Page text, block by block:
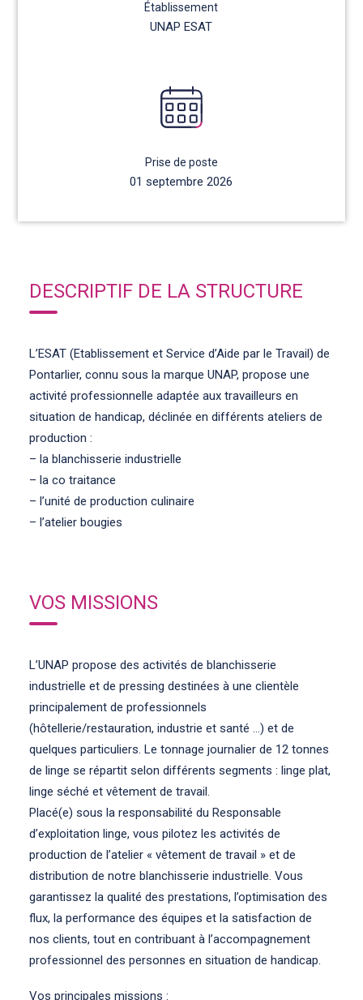
Établissement
UNAP ESAT
Prise de poste
01 septembre 2026
DESCRIPTIF DE LA STRUCTURE
L’ESAT (Etablissement et Service d’Aide par le Travail) de
Pontarlier, connu sous la marque UNAP, propose une
activité professionnelle adaptée aux travailleurs en
situation de handicap, déclinée en différents ateliers de
production :
– la blanchisserie industrielle
– la co traitance
– l’unité de production culinaire
– l’atelier bougies
VOS MISSIONS
L’UNAP propose des activités de blanchisserie
industrielle et de pressing destinées à une clientèle
principalement de professionnels
(hôtellerie/restauration, industrie et santé …) et de
quelques particuliers. Le tonnage journalier de 12 tonnes
de linge se répartit selon différents segments : linge plat,
linge séché et vêtement de travail.
Placé(e) sous la responsabilité du Responsable
d’exploitation linge, vous pilotez les activités de
production de l’atelier « vêtement de travail » et de
distribution de notre blanchisserie industrielle. Vous
garantissez la qualité des prestations, l’optimisation des
flux, la performance des équipes et la satisfaction de
nos clients, tout en contribuant à l’accompagnement
professionnel des personnes en situation de handicap.
Vos principales missions :